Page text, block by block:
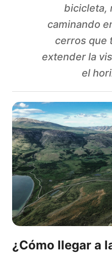
bicicleta,
caminando
cerros que
extender la
el
¿Cómo llegar a